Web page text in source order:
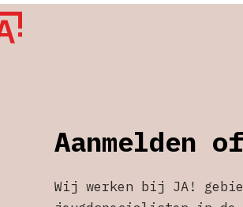
Aanmelden
Wij werken bij JA!